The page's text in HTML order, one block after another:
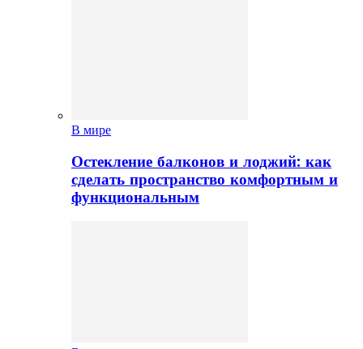
В мире
Остекление балконов и лоджий: как
сделать пространство комфортным и
функциональным